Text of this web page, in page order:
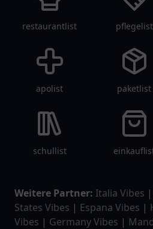
restaurantlist pflegelist
apolist paketlist
schullist
Weitere Partner: Italia Vibes |
States Vibes | Espana Vibes |
Vibes | Germany Vibes |